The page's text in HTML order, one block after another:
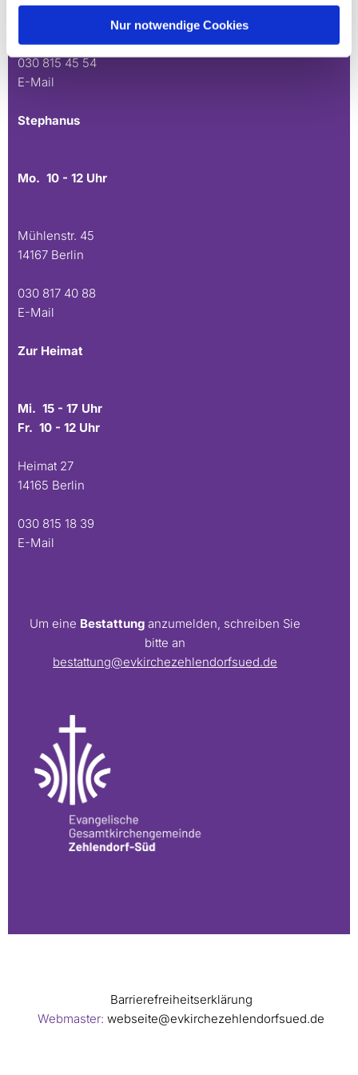
Nur notwendige Cookies
Andréezeile 21-23
030 815 45 54
E-Mail
Stephanus
Mo. 10 - 12 Uhr
Mühlenstr. 45
14167 Berlin
030 817 40 88
E-Mail
Zur Heimat
Mi. 15 - 17 Uhr
Fr. 10 - 12 Uhr
Heimat 27
14165 Berlin
030 815 18 39
E-Mail
Um eine Bestattung anzumelden, schreiben Sie
bitte an
bestattung@evkirchezehlendorfsued.de
Barrierefreiheitserklärung
Webmaster: webseite@evkirchezehlendorfsued.de